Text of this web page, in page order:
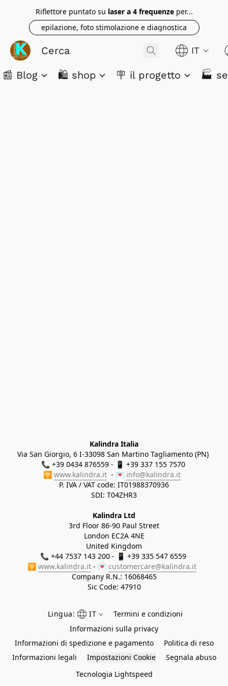
Riflettore puntato su laser a 4 frequenzeper...
epilazione, foto stimolazione e diagnostica
IT
📰 Blog 🛍️ shop 🪧 il progetto 🏭
Kalindra Italia
Via San Giorgio, 6 I-33098 San Martino Tagliamento (PN)
📞 +39 0434 876559 - 📱 +39 337 155 7570
🛜 www.kalindra.it
  - 💌
info@kalindra.it
P. IVA / VAT code: IT01988370936
SDI: T04ZHR3
Kalindra Ltd
3rd Floor 86-90 Paul Street
London EC2A 4NE
United Kingdom
📞 +44 7537 143 200 - 📱 +39 335 547 6559
🛜 www.kalindra.it - 💌 customercare@kalindra.it
Company R.N.: 16068465
Sic Code: 47910
Lingua: IT
Termini e condizioni
Informazioni sulla privacy
Informazioni di spedizione e pagamento
Politica di reso
Informazioni legali
Impostazioni Cookie
Segnala abuso
Tecnologia Lightspeed